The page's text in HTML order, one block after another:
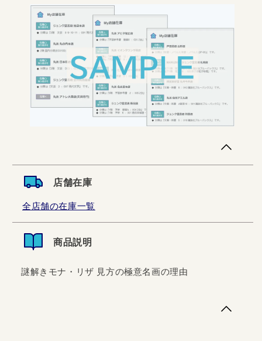
店舗在庫
全店舗の在庫一覧
商品説明
謎解きモナ・リザ 見方の極意名画の理由